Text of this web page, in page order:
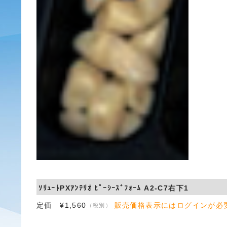
ｿﾘｭｰﾄPXｱﾝﾃﾘｵ ﾋﾟｰｼｰｽﾞﾌｫｰﾑ A2-C7右下1
定価 ¥1,560 （税別） 販売価格表示にはログインが必